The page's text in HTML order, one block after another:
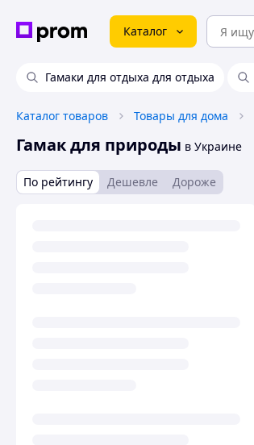
Каталог
Гамаки для отдыха для отдыха
Каталог товаров Товары для дома
Гамак для природы в Украине
По рейтингу Дешевле Дороже